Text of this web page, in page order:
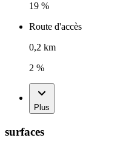
19 %
Route d'accès
0,2 km
2 %
Plus
surfaces